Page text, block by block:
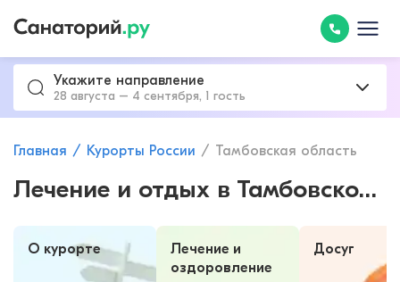
Укажите направление
28 августа – 4 сентября, 1 гость
Главная Курорты России Тамбовская область
Лечение и отдых в Тамбовской области
О курорте
Лечение и
оздоровление
Досуг